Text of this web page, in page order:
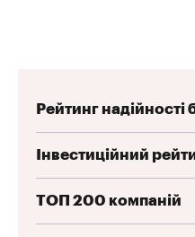
Рейтинг надійності
Інвестиційний
ТОП 200 компаній